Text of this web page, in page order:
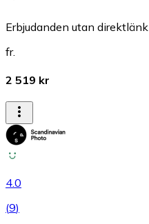
Erbjudanden utan direktlänk
fr.
2 519 kr
4.0
(9)